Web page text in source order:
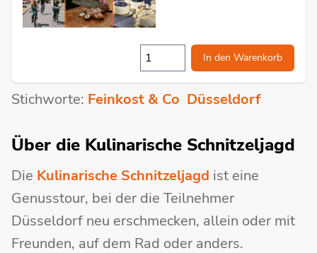
In den Warenkorb
Stichworte: Feinkost & Co Düsseldorf
Über die Kulinarische Schnitzeljagd
Die Kulinarische Schnitzeljagd ist eine
Genusstour, bei der die Teilnehmer
Düsseldorf neu erschmecken, allein oder mit
Freunden, auf dem Rad oder anders.